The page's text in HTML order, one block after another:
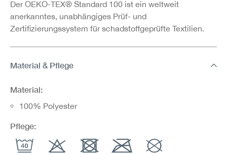
Der OEKO-TEX® Standard 100 ist ein weltweit
anerkanntes, unabhängiges Prüf- und
Zertifizierungssystem für schadstoffgeprüfte Textilien.
Material & Pflege
Material:
100% Polyester
Pflege: